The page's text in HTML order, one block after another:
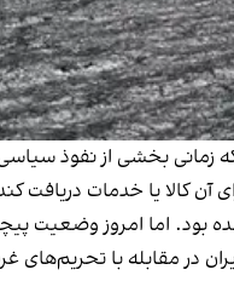
کالا یا خدمات دریافت
بود. اما امروز وضعیت
در مقابله با